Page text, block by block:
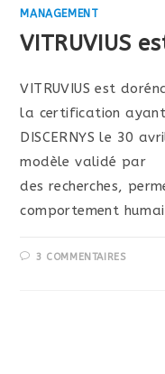
MANAGEMENT
VITRUVIUS
VITRUVIUS est
la certification
DISCERNYS le 30
modèle validé par
des recherches,
comportement
3 COMMENTAIRES